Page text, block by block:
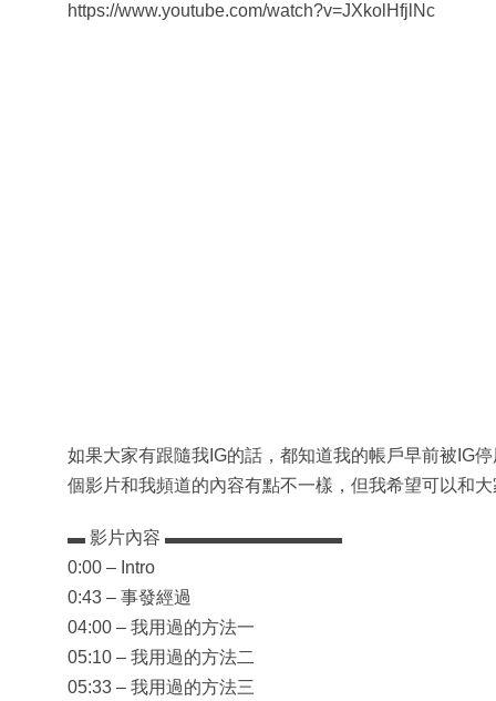
https://www.youtube.com/watch?v=JXkolHfjlNc
如果大家有跟隨我IG的話，都知道我的帳戶早前被IG
個影片和我頻道的內容有點不一樣，但我希望可以和
▬ 影片內容 ▬▬▬▬▬▬▬▬▬▬
0:00 – Intro
0:43 – 事發經過
04:00 – 我用過的方法一
05:10 – 我用過的方法二
05:33 – 我用過的方法三